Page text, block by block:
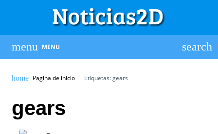
MENU
Pagina de inicio Etiquetas: gears
gears